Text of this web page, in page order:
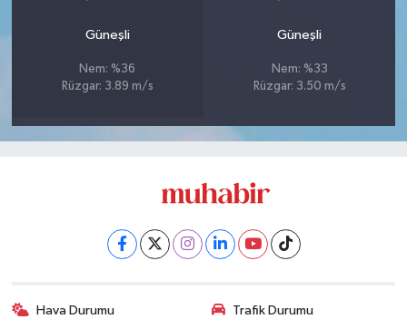
Güneşli
Nem: %36
Rüzgar: 3.89 m/s
Güneşli
Nem: %33
Rüzgar: 3.50 m/s
Hava Durumu Trafik Durumu